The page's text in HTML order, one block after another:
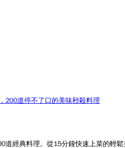
200道停不了口的美味秒殺料理
經典料理。從15分鐘快速上菜的輕鬆